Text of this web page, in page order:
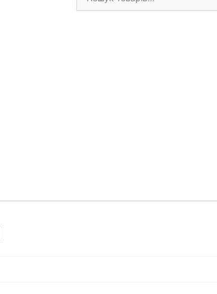
кількість
товари